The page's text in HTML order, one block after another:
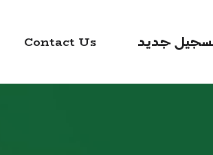
Contact Us تسجيل جديد